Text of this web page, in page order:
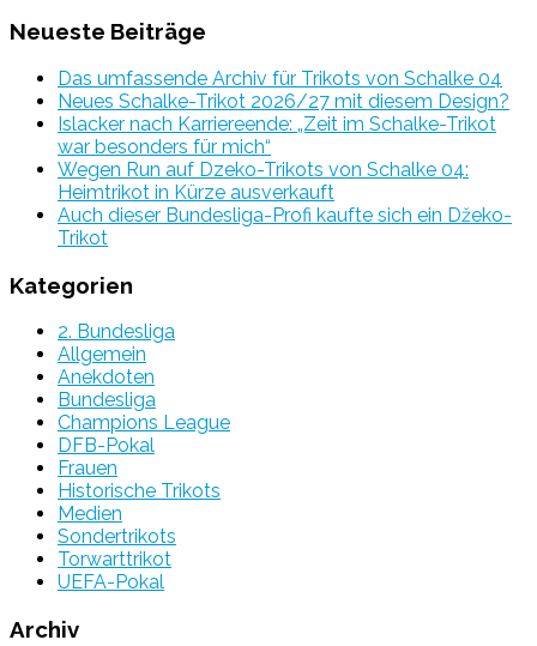
Neueste Beiträge
Das umfassende Archiv für Trikots von Schalke 04
Neues Schalke-Trikot 2026/27 mit diesem Design?
Islacker nach Karriereende: „Zeit im Schalke-Trikot
war besonders für mich“
Wegen Run auf Dzeko-Trikots von Schalke 04:
Heimtrikot in Kürze ausverkauft
Auch dieser Bundesliga-Profi kaufte sich ein Džeko-
Trikot
Kategorien
2. Bundesliga
Allgemein
Anekdoten
Bundesliga
Champions League
DFB-Pokal
Frauen
Historische Trikots
Medien
Sondertrikots
Torwarttrikot
UEFA-Pokal
Archiv